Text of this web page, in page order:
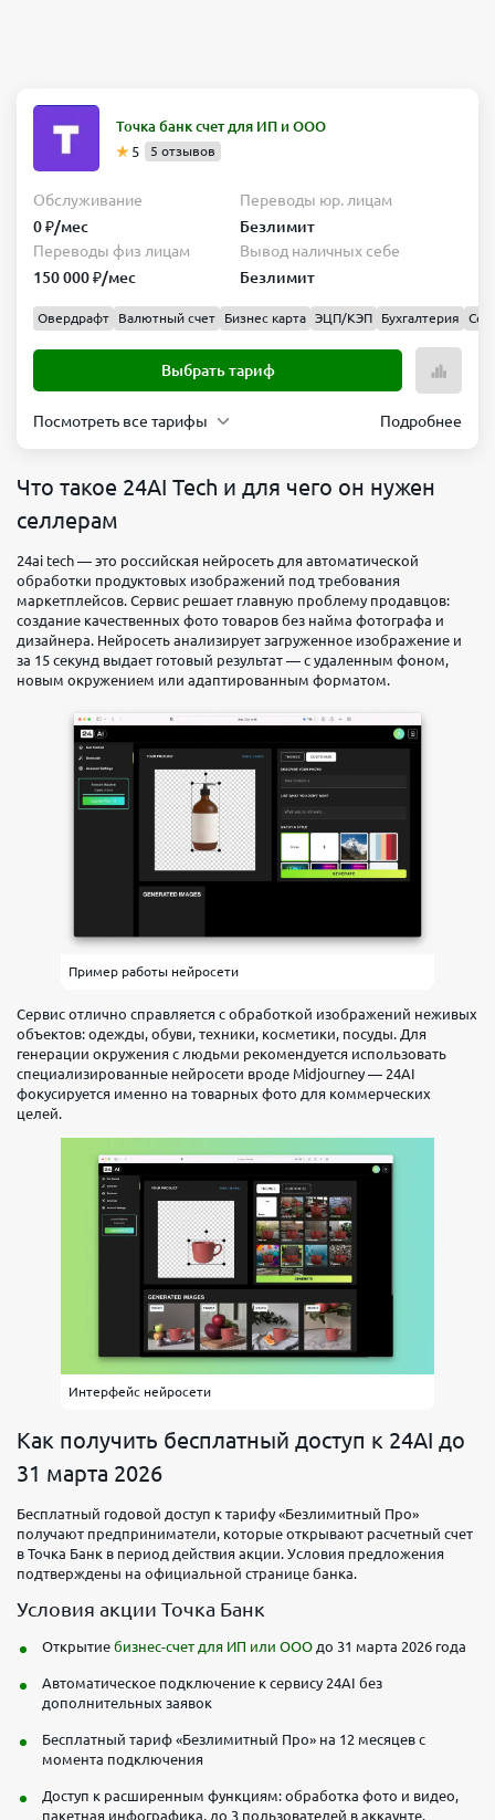
Точка банк счет для ИП и ООО
5
5 отзывов
Обслуживание
0 ₽/мес
Переводы юр. лицам
Безлимит
Переводы физ лицам
150 000 ₽/мес
Вывод наличных себе
Безлимит
Овердрафт Валютный счет Бизнес карта ЭЦП/КЭП Бухгалтерия
Выбрать тариф
Посмотреть все тарифы
юр.
Переводы
физ
лицам
150
000 ₽/
Вывод
наличных
себе
Безлимит
Выбрать
Начало
700 ₽/юр.
Переводы
физ
400
мес
Вывод
наличных
себе
50
мес
Развитие
Обслуживание
Переводы
Безлимит
лицам
1 млн
₽/мес
себе
300
000 ₽/
тариф
Обслуживание
Переводы
Подробнее
Что такое 24AI Tech и для чего он нужен
селлерам
24ai tech — это российская нейросеть для автоматической
обработки продуктовых изображений под требования
маркетплейсов. Сервис решает главную проблему продавцов:
создание качественных фото товаров без найма фотографа и
дизайнера. Нейросеть анализирует загруженное изображение и
за 15 секунд выдает готовый результат — с удаленным фоном,
новым окружением или адаптированным форматом.
Пример работы нейросети
Сервис отлично справляется с обработкой изображений неживых
объектов: одежды, обуви, техники, косметики, посуды. Для
генерации окружения с людьми рекомендуется использовать
специализированные нейросети вроде Midjourney — 24AI
фокусируется именно на товарных фото для коммерческих
целей.
Интерфейс нейросети
Как получить бесплатный доступ к 24AI до
31 марта 2026
Бесплатный годовой доступ к тарифу «Безлимитный Про»
получают предприниматели, которые открывают расчетный счет
в Точка Банк в период действия акции. Условия предложения
подтверждены на официальной странице банка.
Условия акции Точка Банк
Открытие бизнес-счет для ИП или ООО до 31 марта 2026 года
Автоматическое подключение к сервису 24AI без
дополнительных заявок
Бесплатный тариф «Безлимитный Про» на 12 месяцев с
момента подключения
Доступ к расширенным функциям: обработка фото и видео,
пакетная инфографика, до 3 пользователей в аккаунте.